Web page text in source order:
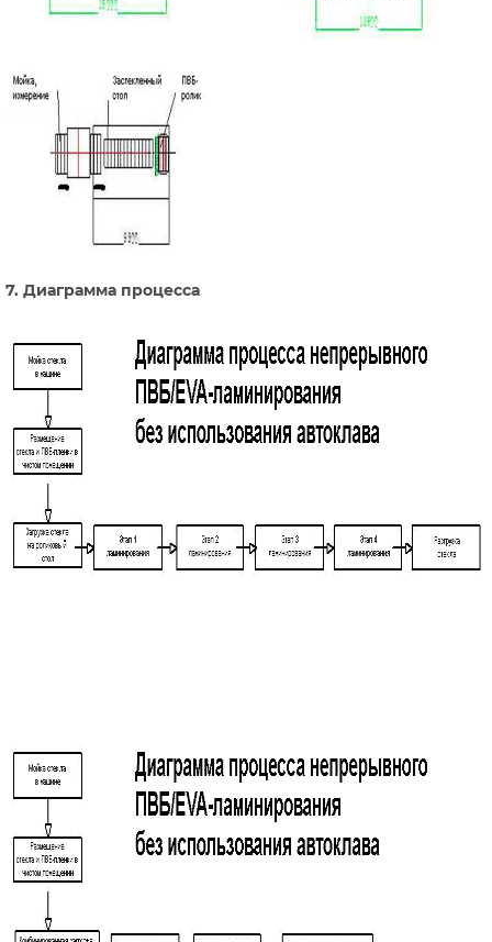
7. Диаграмма процесса